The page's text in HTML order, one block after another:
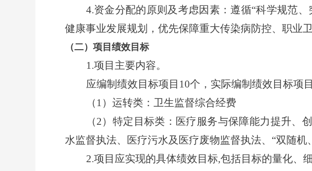
4.资金分配的原则及考虑因素 ：遵循“科学规范
健康事业发展规划，优先保障重大传染病防控、职业
（二） 项目绩效目标
1.项目主要内容。
应编制绩效目标项目 10个，实际编制绩效目标项目
（ 1）运转类：卫生监督综合经费
（2）特定目标类：医疗服务与保障能力提升、
水监督执法、医疗污水及医疗废物监督执法、“双随机
2.项目应实现的具体绩效目标,包括目标的量化、